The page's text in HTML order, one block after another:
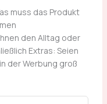
muss das Produkt
den Alltag oder
Extras: Seien
der Werbung groß